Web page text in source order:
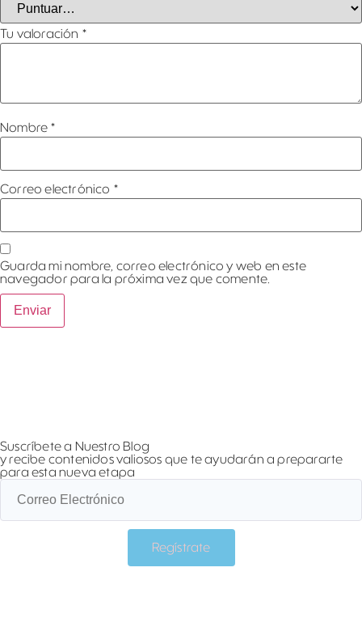
Tu valoración *
Nombre*
Correo electrónico *
Guarda mi nombre, correo electrónico y web en este
navegador para la próxima vez que comente.
Suscríbete a Nuestro Blog
y recibe contenidos valiosos que te ayudarán a prepararte
para esta nueva etapa
Regístrate